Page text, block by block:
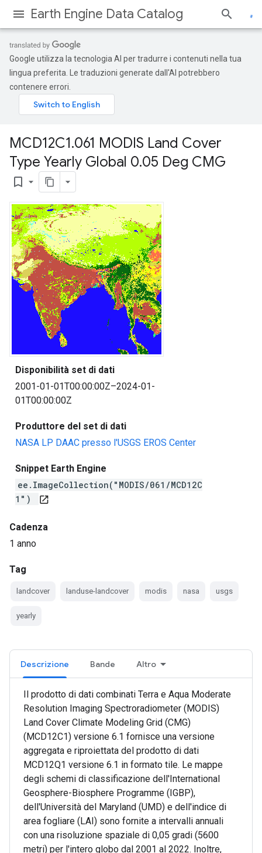
Earth Engine Data Catalog
Google utilizza la tecnologia AI per tradurre i contenuti nella tua
lingua preferita. Le traduzioni generate dall'AI potrebbero
contenere errori.
MCD12C1.061 MODIS Land Cover
Type Yearly Global 0.05 Deg CMG
bookmark_border
Disponibilità set di dati
2001-01-01T00:00:00Z–2024-01-
01T00:00:00Z
Produttore del set di dati
NASA LP DAAC presso l'USGS EROS Center
Snippet Earth Engine
ee.ImageCollection("MODIS/061/MCD12C
1")
open_in_new
Cadenza
1 anno
Tag
landcover landuse-landcover modis nasa usgs
yearly
Descrizione Bande Altro
Il prodotto di dati combinati Terra e Aqua Moderate
Resolution Imaging Spectroradiometer (MODIS)
Land Cover Climate Modeling Grid (CMG)
(MCD12C1) versione 6.1 fornisce una versione
aggregata e riproiettata del prodotto di dati
MCD12Q1 versione 6.1 in formato tile. Le mappe
degli schemi di classificazione dell'International
Geosphere-Biosphere Programme (IGBP),
dell'Università del Maryland (UMD) e dell'indice di
area fogliare (LAI) sono fornite a intervalli annuali
con una risoluzione spaziale di 0,05 gradi (5600
metri) per l'intero globo dal 2001 al 2022. Inoltre,